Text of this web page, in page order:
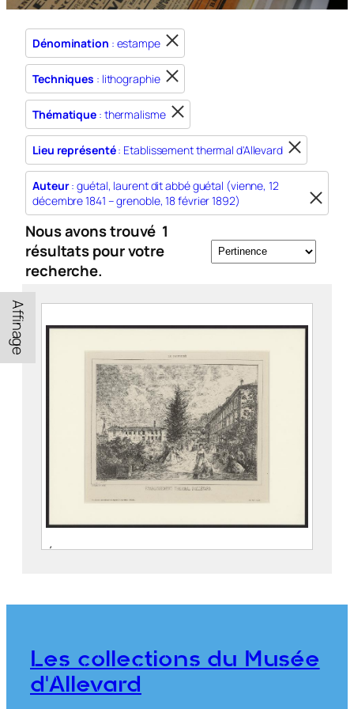
Dénomination : estampe
Techniques : lithographie
Thématique : thermalisme
Lieu représenté: Etablissement thermal d'Allevard
Auteur: guétal, laurent dit abbé guétal (vienne, 12
décembre 1841 – grenoble, 18 février 1892)
Nous avons trouvé 1
résultats pour votre
recherche.
Affinage
Établissement thermal d’Allevard
(Vienne, 12 décembre 1841 –
ALLIER FRÈRES
976.7.5
Les collections du Musée
d'Allevard